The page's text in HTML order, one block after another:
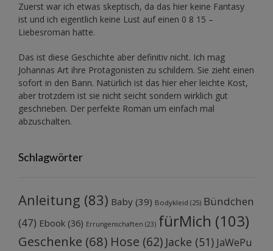
Zuerst war ich etwas skeptisch, da das hier keine Fantasy
ist und ich eigentlich keine Lust auf einen 0 8 15 –
Liebesroman hatte.
Das ist diese Geschichte aber definitiv nicht. Ich mag
Johannas Art ihre Protagonisten zu schildern. Sie zieht einen
sofort in den Bann. Natürlich ist das hier eher leichte Kost,
aber trotzdem ist sie nicht seicht sondern wirklich gut
geschrieben. Der perfekte Roman um einfach mal
abzuschalten.
Schlagwörter
Anleitung (83) Baby (39) Bodykleid (25) Bündchen
(47) Ebook (36) Errungenschaften (23) fürMich (103)
Geschenke (68) Hose (62) Jacke (51) JaWePu